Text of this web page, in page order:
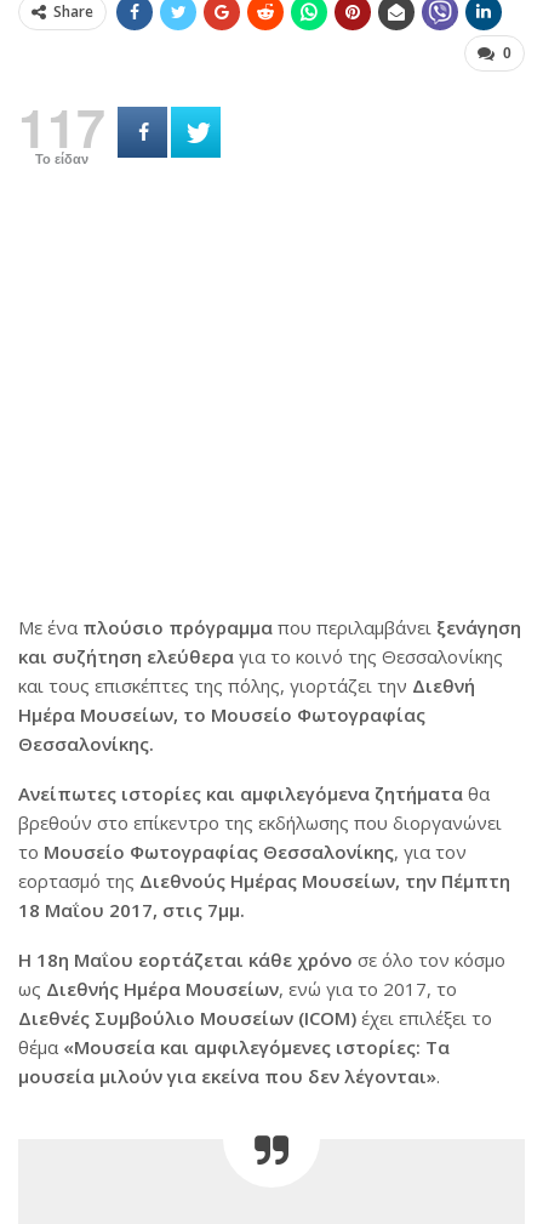
Share
0
117
Το είδαν
Με ένα πλούσιο πρόγραμμα που περιλαμβάνει ξενάγηση
και συζήτηση ελεύθερα για το κοινό της Θεσσαλονίκης
και τους επισκέπτες της πόλης, γιορτάζει την Διεθνή
Ημέρα Μουσείων, το Μουσείο Φωτογραφίας
Θεσσαλονίκης.
Ανείπωτες ιστορίες και αμφιλεγόμενα ζητήματα θα
βρεθούν στο επίκεντρο της εκδήλωσης που διοργανώνει
το Μουσείο Φωτογραφίας Θεσσαλονίκης, για τον
εορτασμό της Διεθνούς Ημέρας Μουσείων, την Πέμπτη
18 Μαΐου 2017, στις 7μμ.
Η 18η Μαΐου εορτάζεται κάθε χρόνο σε όλο τον κόσμο
ως Διεθνής Ημέρα Μουσείων, ενώ για το 2017, το
Διεθνές Συμβούλιο Μουσείων (ICOM) έχει επιλέξει το
θέμα «Μουσεία και αμφιλεγόμενες ιστορίες: Τα
μουσεία μιλούν για εκείνα που δεν λέγονται».